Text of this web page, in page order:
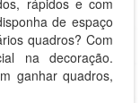
rápidos e com
de espaço
quadros? Com
na decoração.
ganhar quadros,